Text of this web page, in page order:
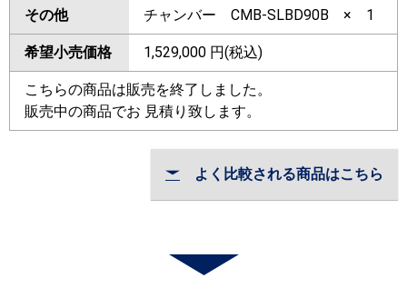
その他 チャンバー CMB-SLBD90B × 1
希望小売価格 1,529,000 円(税込)
こちらの商品は販売を終了しました。
販売中の商品でお 見積り致します。
よく比較される商品はこちら